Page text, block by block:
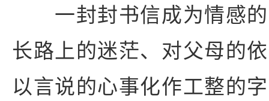
一封封书信成为情感的
长路上的迷茫、对父母的
以言说的心事化作工整的